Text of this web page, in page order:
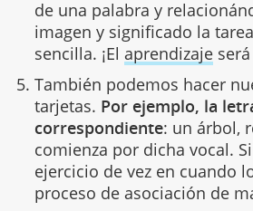
de una palabra y
imagen y significado la
sencilla. ¡El aprendizajeserá
También podemos hacer
tarjetas. Por ejemplo, la
correspondiente: un árbol,
comienza por dicha vocal.
ejercicio de vez en cuando
proceso de asociación de